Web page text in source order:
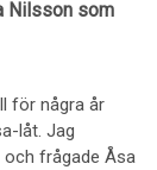
Nilsson som
för några år
låt. Jag
frågade Åsa